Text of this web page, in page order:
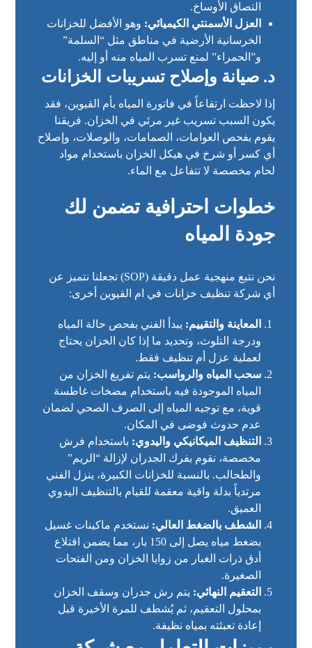
التصاق الأوساخ.
العزل الأسمنتي الكيميائي: وهو الأفضل للخزانات
الخرسانية الأرضية في مناطق مثل “السلمة”
و”الحمراء” لمنع تسرب المياه منه أو إليه.
د. صيانة وإصلاح تسريبات الخزانات
إذا لاحظت ارتفاعاً في فاتورة المياه بأم القيوين، فقد
يكون السبب تسريب غير مرئي في الخزان. فريقنا
يقوم بفحص العوامات، الصمامات، والوصلات، وإصلاح
أي كسر أو شرخ في هيكل الخزان باستخدام مواد
لحام مخصصة لا تتفاعل مع الماء.
خطوات احترافية تضمن لك
جودة المياه
نحن نتبع منهجية عمل دقيقة (SOP) تجعلنا نتميز عن
أي شركة تنظيف خزانات في ام القيوين أخرى:
المعاينة والتقييم: يبدأ الفني بفحص حالة المياه
ودرجة التلوث، وتحديد ما إذا كان الخزان يحتاج
لعملية عزل أم تنظيف فقط.
سحب المياه والرواسب: يتم تفريغ الخزان من
المياه الموجودة فيه باستخدام مضخات غاطسة
قوية، مع توجيه المياه إلى الصرف الصحي لضمان
عدم حدوث فوضى في المكان.
التنظيف الميكانيكي واليدوي: باستخدام فرش
مخصصة، نقوم بفرك الجدران لإزالة “الريم”
والطحالب. بالنسبة للخزانات الكبيرة، ينزل الفني
مرتدياً بدلة واقية معقمة للقيام بالتنظيف اليدوي
العميق.
الشطف بالضغط العالي: نستخدم ماكينات غسيل
بضغط مياه يصل إلى 150 بار، مما يضمن اقتلاع
أدق ذرات الغبار من زوايا الخزان ومن الفتحات
الصغيرة.
التعقيم النهائي: يتم رش جدران وسقف الخزان
بمحلول التعقيم، ثم يُشطف للمرة الأخيرة قبل
إعادة تعبئته بمياه نظيفة.